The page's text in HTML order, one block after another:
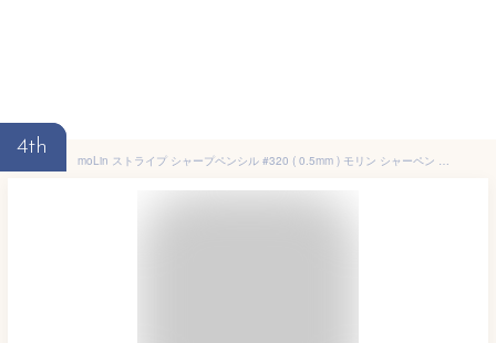
4th
moLin ストライプ シャープペンシル #320 ( 0.5mm ) モリン シャーペン メカニカルペンシル おしゃれ かわいい レトロ 小学生 中学生 高校生 プチギフト プレゼント 輸入 海外 スペイン 文房具 文具,